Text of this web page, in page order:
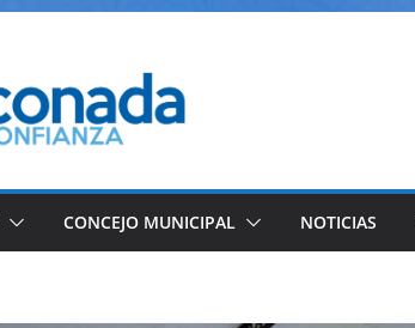
CONCEJO MUNICIPAL NOTICIAS